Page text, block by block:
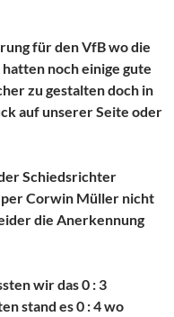
für den VfB wo die
noch einige gute
zu gestalten doch in
auf unserer Seite oder
Schiedsrichter
Corwin Müller nicht
die Anerkennung
wir das 0 : 3
stand es 0 : 4 wo